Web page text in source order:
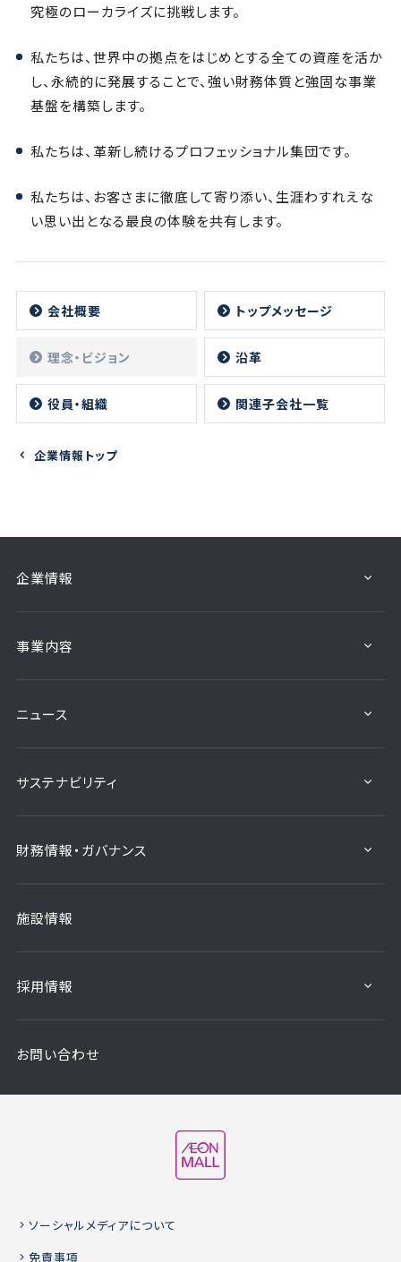
究極のローカライズに挑戦します。
私たちは、世界中の拠点をはじめとする全ての資産を活か
し、永続的に発展することで、強い財務体質と強固な事業
基盤を構築します。
私たちは、革新し続けるプロフェッショナル集団です。
私たちは、お客さまに徹底して寄り添い、生涯わすれえな
い思い出となる最良の体験を共有します。
会社概要 トップメッセージ
理念・ビジョン 沿革
役員・組織 関連子会社一覧
企業情報トップ
企業情報
事業内容
ニュース
サステナビリティ
財務情報・ガバナンス
施設情報
採用情報
お問い合わせ
ソーシャルメディアについて
免責事項